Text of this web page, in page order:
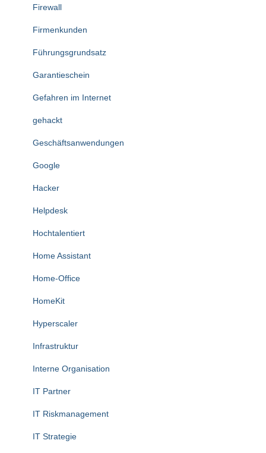
Firewall
Firmenkunden
Führungsgrundsatz
Garantieschein
Gefahren im Internet
gehackt
Geschäftsanwendungen
Google
Hacker
Helpdesk
Hochtalentiert
Home Assistant
Home-Office
HomeKit
Hyperscaler
Infrastruktur
Interne Organisation
IT Partner
IT Riskmanagement
IT Strategie